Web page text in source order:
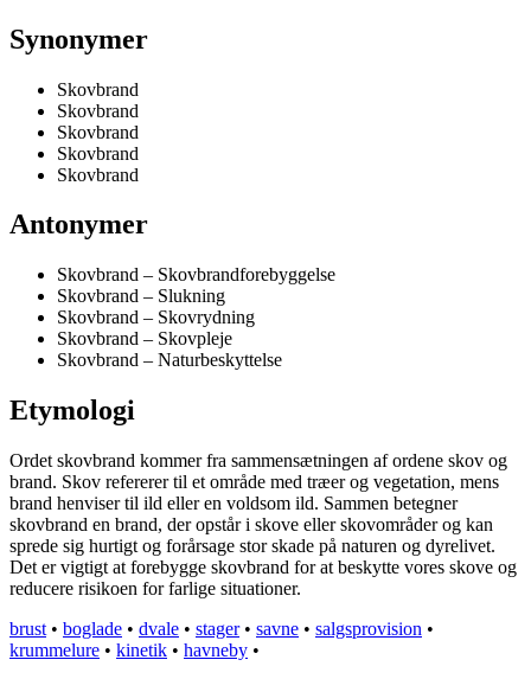
Synonymer
Skovbrand
Skovbrand
Skovbrand
Skovbrand
Skovbrand
Antonymer
Skovbrand – Skovbrandforebyggelse
Skovbrand – Slukning
Skovbrand – Skovrydning
Skovbrand – Skovpleje
Skovbrand – Naturbeskyttelse
Etymologi
Ordet skovbrand kommer fra sammensætningen af ordene skov og
brand. Skov refererer til et område med træer og vegetation, mens
brand henviser til ild eller en voldsom ild. Sammen betegner
skovbrand en brand, der opstår i skove eller skovområder og kan
sprede sig hurtigt og forårsage stor skade på naturen og dyrelivet.
Det er vigtigt at forebygge skovbrand for at beskytte vores skove og
reducere risikoen for farlige situationer.
brust • boglade • dvale • stager• savne • salgsprovision •
krummelure • kinetik • havneby •